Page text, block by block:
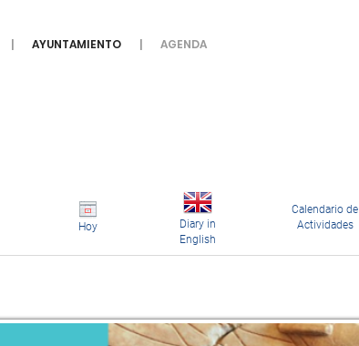
AYUNTAMIENTO AGENDA
Hoy
Diary in
English
Calendario de
Actividades